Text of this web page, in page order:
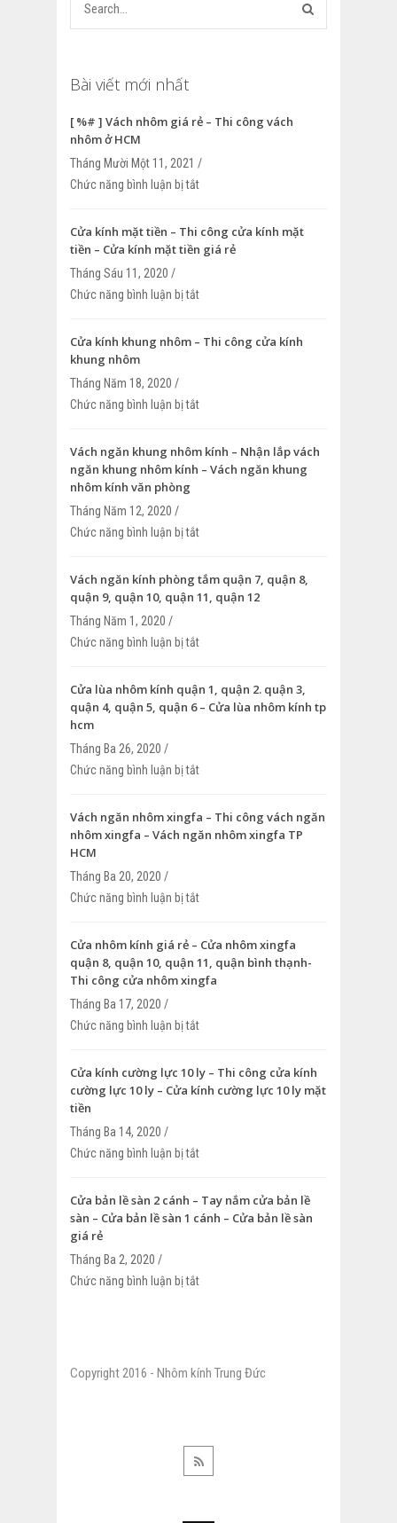
Bài viết mới nhất
[ %# ] Vách nhôm giá rẻ – Thi công vách
nhôm ở HCM
Tháng Mười Một 11, 2021 /
Chức năng bình luận bị tắt
Cửa kính mặt tiền – Thi công cửa kính mặt
tiền – Cửa kính mặt tiền giá rẻ
Tháng Sáu 11, 2020 /
Chức năng bình luận bị tắt
Cửa kính khung nhôm – Thi công cửa kính
khung nhôm
Tháng Năm 18, 2020 /
Chức năng bình luận bị tắt
Vách ngăn khung nhôm kính – Nhận lắp vách
ngăn khung nhôm kính – Vách ngăn khung
nhôm kính văn phòng
Tháng Năm 12, 2020 /
Chức năng bình luận bị tắt
kính văn phòng
Vách ngăn kính phòng tắm quận 7, quận 8,
quận 9, quận 10, quận 11, quận 12
Tháng Năm 1, 2020 /
Chức năng bình luận bị tắt
Cửa lùa nhôm kính quận 1, quận 2. quận 3,
quận 4, quận 5, quận 6 – Cửa lùa nhôm kính tp
hcm
Tháng Ba 26, 2020 /
Chức năng bình luận bị tắt
Vách ngăn nhôm xingfa – Thi công vách ngăn
nhôm xingfa – Vách ngăn nhôm xingfa TP
HCM
Tháng Ba 20, 2020 /
Chức năng bình luận bị tắt
Cửa nhôm kính giá rẻ – Cửa nhôm xingfa
quận 8, quận 10, quận 11, quận bình thạnh-
Thi công cửa nhôm xingfa
Tháng Ba 17, 2020 /
Chức năng bình luận bị tắt
nhôm xingfa
Cửa kính cường lực 10 ly – Thi công cửa kính
cường lực 10 ly – Cửa kính cường lực 10 ly mặt
tiền
Tháng Ba 14, 2020 /
Chức năng bình luận bị tắt
Cửa bản lề sàn 2 cánh – Tay nắm cửa bản lề
sàn – Cửa bản lề sàn 1 cánh – Cửa bản lề sàn
giá rẻ
Tháng Ba 2, 2020 /
Chức năng bình luận bị tắt
Copyright 2016 - Nhôm kính Trung Đức